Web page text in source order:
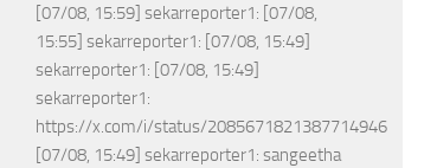
[07/08, 15:59] sekarreporter1: [07/08,
15:55] sekarreporter1: [07/08, 15:49]
sekarreporter1: [07/08, 15:49]
sekarreporter1:
https://x.com/i/status/2085671821387714946
[07/08, 15:49] sekarreporter1: sangeetha